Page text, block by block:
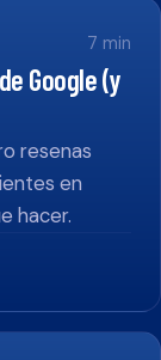
7 min
Google (y
resenas
en
hacer.